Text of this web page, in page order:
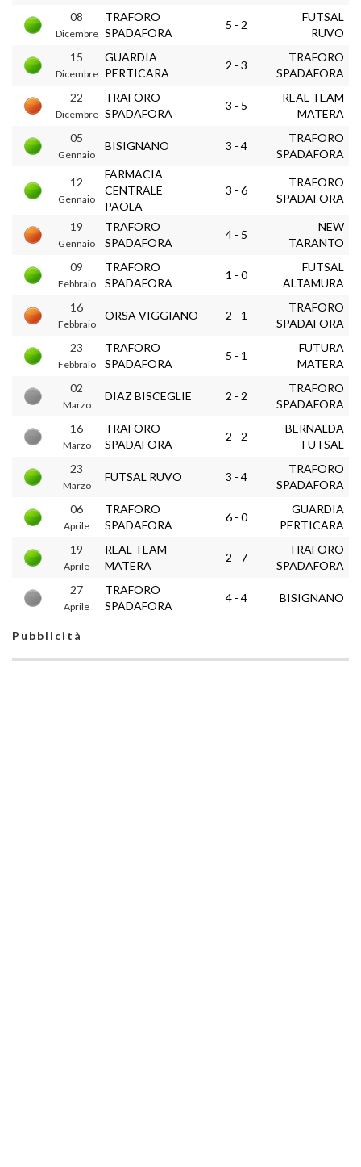
08
Dicembre
TRAFORO
SPADAFORA
5 - 2
FUTSAL
RUVO
15
Dicembre
GUARDIA
PERTICARA
2 - 3
TRAFORO
SPADAFORA
22
Dicembre
TRAFORO
SPADAFORA
3 - 5
REAL TEAM
MATERA
05
Gennaio
BISIGNANO 3 - 4
TRAFORO
SPADAFORA
12
Gennaio
FARMACIA
CENTRALE
PAOLA
3 - 6
TRAFORO
SPADAFORA
19
Gennaio
TRAFORO
SPADAFORA
4 - 5
NEW
TARANTO
09
Febbraio
TRAFORO
SPADAFORA
1 - 0
FUTSAL
ALTAMURA
16
Febbraio
ORSA VIGGIANO 2 - 1
TRAFORO
SPADAFORA
23
Febbraio
TRAFORO
SPADAFORA
5 - 1
FUTURA
MATERA
02
Marzo
DIAZ BISCEGLIE 2 - 2
TRAFORO
SPADAFORA
16
Marzo
TRAFORO
SPADAFORA
2 - 2
BERNALDA
FUTSAL
23
Marzo
FUTSAL RUVO 3 - 4
TRAFORO
SPADAFORA
06
Aprile
TRAFORO
SPADAFORA
6 - 0
GUARDIA
PERTICARA
19
Aprile
REAL TEAM
MATERA
2 - 7
TRAFORO
SPADAFORA
27
Aprile
TRAFORO
SPADAFORA
4 - 4 BISIGNANO
Pubblicità